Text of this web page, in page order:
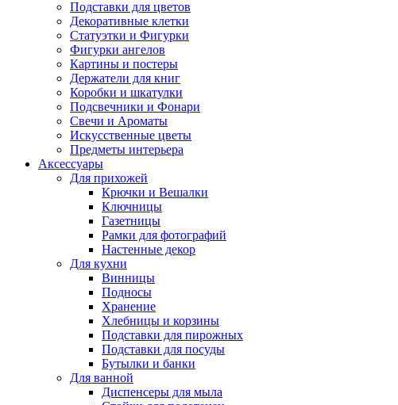
Подставки для цветов
Декоративные клетки
Статуэтки и Фигурки
Фигурки ангелов
Картины и постеры
Держатели для книг
Коробки и шкатулки
Подсвечники и Фонари
Свечи и Ароматы
Искусственные цветы
Предметы интерьера
Аксессуары
Для прихожей
Крючки и Вешалки
Ключницы
Газетницы
Рамки для фотографий
Настенные декор
Для кухни
Винницы
Подносы
Хранение
Хлебницы и корзины
Подставки для пирожных
Подставки для посуды
Бутылки и банки
Для ванной
Диспенсеры для мыла